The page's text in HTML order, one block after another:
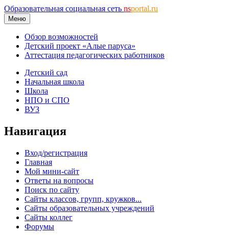
Образовательная социальная сеть nsportal.ru
Меню
Обзор возможностей
Детский проект «Алые паруса»
Аттестация педагогических работников
Детский сад
Начальная школа
Школа
НПО и СПО
ВУЗ
Навигация
Вход/регистрация
Главная
Мой мини-сайт
Ответы на вопросы
Поиск по сайту
Сайты классов, групп, кружков...
Сайты образовательных учреждений
Сайты коллег
Форумы